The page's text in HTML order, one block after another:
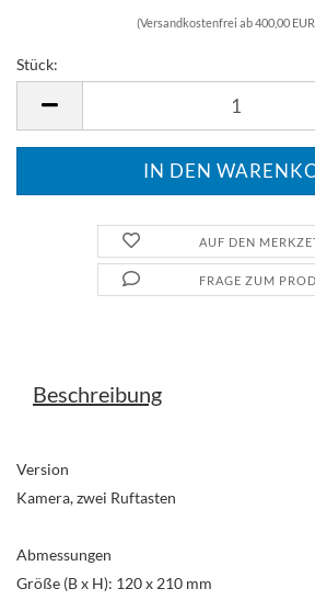
(Versandkostenfrei ab 400,00
Stück:
AUF DEN
FRAGE ZUM
Beschreibung
Version
Kamera, zwei Ruftasten
Abmessungen
Größe (B x H): 120 x 210 mm